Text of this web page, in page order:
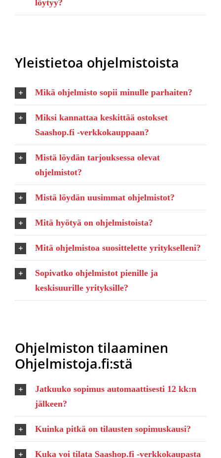
löytyy?
Yleistietoa ohjelmistoista
Mikä ohjelmisto sopii minulle parhaiten?
Miksi kannattaa keskittää ostokset
Saashop.fi -verkkokauppaan?
Mistä löydän tarjouksessa olevat
ohjelmistot?
Mistä löydän uusimmat ohjelmistot?
Mitä hyötyä on ohjelmistoista?
Mitä ohjelmistoa suosittelette yritykselleni?
Sopivatko ohjelmistot pienille ja
keskisuurille yrityksille?
Ohjelmiston tilaaminen
Ohjelmistoja.fi:stä
Jatkuuko sopimus automaattisesti 12 kk:n
jälkeen?
Kuinka pitkä on tilausten sopimuskausi?
Kuka voi tilata Saashop.fi -verkkokaupasta